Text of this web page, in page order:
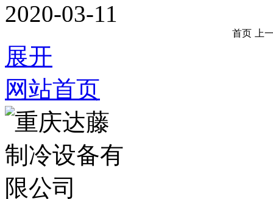
2020-03-11
首页 上
展开
网站首页